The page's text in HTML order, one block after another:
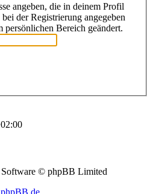
angeben, die in deinem Profil
der Registrierung angegeben
persönlichen Bereich geändert.
© phpBB Limited
phpBB.de